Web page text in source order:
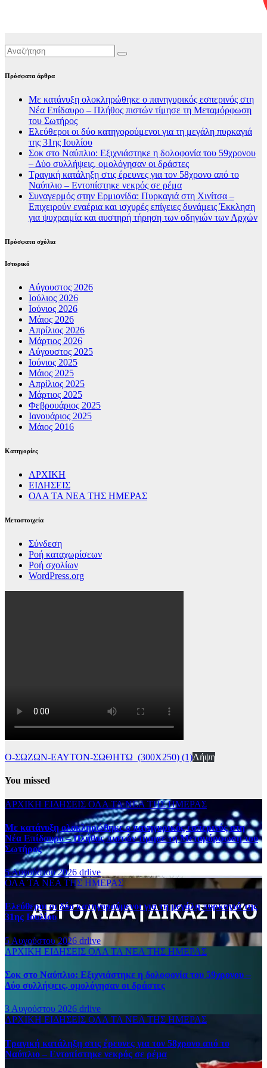
Πρόσφατα άρθρα
Με κατάνυξη ολοκληρώθηκε ο πανηγυρικός εσπερινός στη
Νέα Επίδαυρο – Πλήθος πιστών τίμησε τη Μεταμόρφωση
του Σωτήρος
Ελεύθεροι οι δύο κατηγορούμενοι για τη μεγάλη πυρκαγιά
της 31ης Ιουλίου
Σοκ στο Ναύπλιο: Εξιχνιάστηκε η δολοφονία του 59χρονου
– Δύο συλλήψεις, ομολόγησαν οι δράστες
Τραγική κατάληξη στις έρευνες για τον 58χρονο από το
Ναύπλιο – Εντοπίστηκε νεκρός σε ρέμα
Συναγερμός στην Ερμιονίδα: Πυρκαγιά στη Χινίτσα –
Επιχειρούν εναέρια και ισχυρές επίγειες δυνάμεις Έκκληση
για ψυχραιμία και αυστηρή τήρηση των οδηγιών των Αρχών
Πρόσφατα σχόλια
Ιστορικό
Αύγουστος 2026
Ιούλιος 2026
Ιούνιος 2026
Μάιος 2026
Απρίλιος 2026
Μάρτιος 2026
Αύγουστος 2025
Ιούνιος 2025
Μάιος 2025
Απρίλιος 2025
Μάρτιος 2025
Φεβρουάριος 2025
Ιανουάριος 2025
Μάιος 2016
Kατηγορίες
ΑΡΧΙΚΗ
ΕΙΔΗΣΕΙΣ
ΟΛΑ ΤΑ ΝΕΑ ΤΗΣ ΗΜΕΡΑΣ
Μεταστοιχεία
Σύνδεση
Ροή καταχωρίσεων
Ροή σχολίων
WordPress.org
Ο-ΣΩΖΩΝ-ΕΑΥΤΟΝ-ΣΩΘΗΤΩ_(300Χ250) (1)Λήψη
You missed
ΑΡΧΙΚΗ ΕΙΔΗΣΕΙΣ ΟΛΑ ΤΑ ΝΕΑ ΤΗΣ ΗΜΕΡΑΣ
Με κατάνυξη ολοκληρώθηκε ο πανηγυρικός εσπερινός στη
Νέα Επίδαυρο – Πλήθος πιστών τίμησε τη Μεταμόρφωση του
Σωτήρος
5 Αυγούστου 2026 drlive
ΟΛΑ ΤΑ ΝΕΑ ΤΗΣ ΗΜΕΡΑΣ
Ελεύθεροι οι δύο κατηγορούμενοι για τη μεγάλη πυρκαγιά της
31ης Ιουλίου
5 Αυγούστου 2026 drlive
ΑΡΧΙΚΗ ΕΙΔΗΣΕΙΣ ΟΛΑ ΤΑ ΝΕΑ ΤΗΣ ΗΜΕΡΑΣ
Σοκ στο Ναύπλιο: Εξιχνιάστηκε η δολοφονία του 59χρονου –
Δύο συλλήψεις, ομολόγησαν οι δράστες
3 Αυγούστου 2026 drlive
ΑΡΧΙΚΗ ΕΙΔΗΣΕΙΣ ΟΛΑ ΤΑ ΝΕΑ ΤΗΣ ΗΜΕΡΑΣ
Τραγική κατάληξη στις έρευνες για τον 58χρονο από το
Ναύπλιο – Εντοπίστηκε νεκρός σε ρέμα